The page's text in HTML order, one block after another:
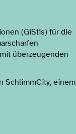
(GiStis) für die
überzeugenden
SchlimmCity, einem